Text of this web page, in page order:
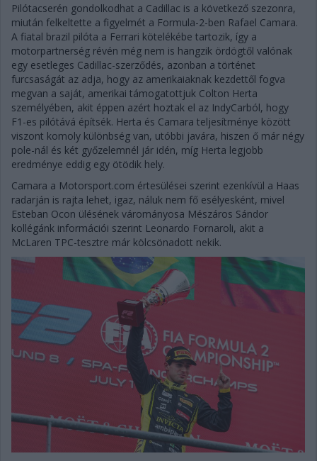
Pilótacserén gondolkodhat a Cadillac is a következő szezonra,
miután felkeltette a figyelmét a Formula-2-ben Rafael Camara.
A fiatal brazil pilóta a Ferrari kötelékébe tartozik, így a
motorpartnerség révén még nem is hangzik ördögtől valónak
egy esetleges Cadillac-szerződés, azonban a történet
furcsaságát az adja, hogy az amerikaiaknak kezdettől fogva
megvan a saját, amerikai támogatottjuk Colton Herta
személyében, akit éppen azért hoztak el az IndyCarból, hogy
F1-es pilótává építsék. Herta és Camara teljesítménye között
viszont komoly különbség van, utóbbi javára, hiszen ő már négy
pole-nál és két győzelemnél jár idén, míg Herta legjobb
eredménye eddig egy ötödik hely.
Camara a Motorsport.com értesülései szerint ezenkívül a Haas
radarján is rajta lehet, igaz, náluk nem fő esélyesként, mivel
Esteban Ocon ülésének várományosa Mészáros Sándor
kollégánk információi szerint Leonardo Fornaroli, akit a
McLaren TPC-tesztre már kölcsönadott nekik.